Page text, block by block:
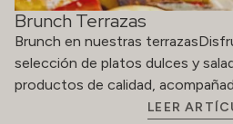
Brunch Terrazas
Brunch en nuestras
selección de platos dulces y
productos de calidad,
LEER